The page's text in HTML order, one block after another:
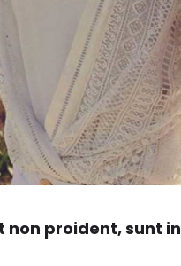
proident, sunt